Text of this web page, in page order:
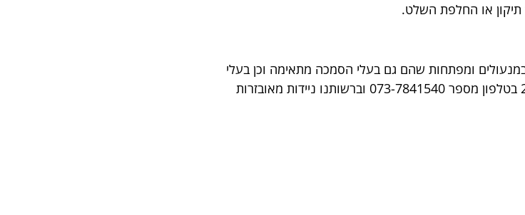
תיקון או החלפת השלט.
ומפתחות שהם גם בעלי הסמכה מתאימה וכן בעלי
אישורים ממשטרת ישראל לביצוע פריצות מבוקרות למבנים ומכוניות. אנו זמינים 24/7 בטלפון מספר 073-7841540 וברשותנו ניידות מאובזרות